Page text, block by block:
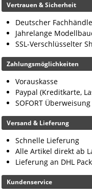
Vertrauen & Sicherheit
Deutscher
Jahrelange
SSL-Verschlüsselter
Zahlungsmöglichkeiten
Vorauskasse
Paypal (Kreditkarte,
SOFORT Überweisung
Versand & Lieferung
Schnelle Lieferung
Alle Artikel direkt ab
Lieferung an DHL
Kundenservice